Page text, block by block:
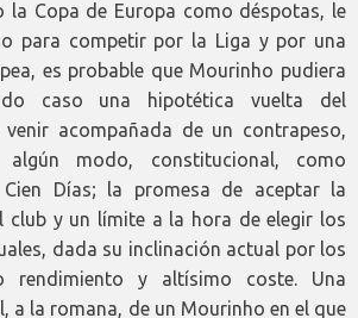
la Copa de Europa como déspotas, le
para competir por la Liga y por una
es probable que Mourinho pudiera
caso una hipotética vuelta del
venir acompañada de un contrapeso,
modo, constitucional, como
Días; la promesa de aceptar la
club y un límite a la hora de elegir los
dada su inclinación actual por los
rendimiento y altísimo coste. Una
a la romana, de un Mourinho en el que